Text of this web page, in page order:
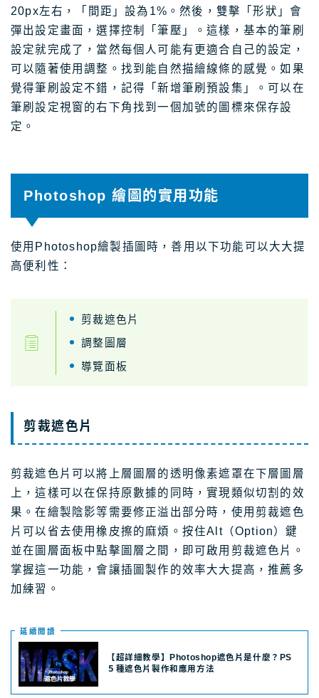
20px左右，「間距」設為1%。然後，雙擊「形狀」會
彈出設定畫面，選擇控制「筆壓」。這樣，基本的筆刷
設定就完成了，當然每個人可能有更適合自己的設定，
可以隨著使用調整。找到能自然描繪線條的感覺。如果
覺得筆刷設定不錯，記得「新增筆刷預設集」。可以在
筆刷設定視窗的右下角找到一個加號的圖標來保存設
定。
Photoshop 繪圖的實用功能
使用Photoshop繪製插圖時，善用以下功能可以大大提
高便利性：
剪裁遮色片
調整圖層
導覽面板
剪裁遮色片
剪裁遮色片可以將上層圖層的透明像素遮罩在下層圖層
上，這樣可以在保持原數據的同時，實現類似切割的效
果。在繪製陰影等需要修正溢出部分時，使用剪裁遮色
片可以省去使用橡皮擦的麻煩。按住Alt（Option）鍵
並在圖層面板中點擊圖層之間，即可啟用剪裁遮色片。
掌握這一功能，會讓插圖製作的效率大大提高，推薦多
加練習。
延續閲讀
【超詳細教學】Photoshop遮色片是什麼？PS
５種遮色片製作和應用方法